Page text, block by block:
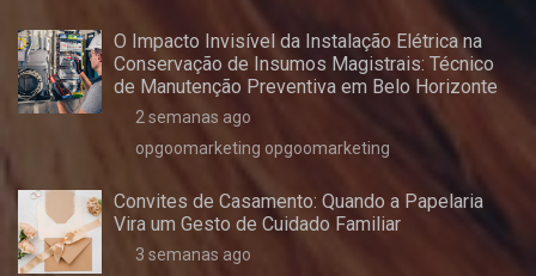
O Impacto Invisível da Instalação Elétrica na
Conservação de Insumos Magistrais: Técnico
de Manutenção Preventiva em Belo Horizonte
2 semanas ago
opgoomarketing opgoomarketing
Convites de Casamento: Quando a Papelaria
Vira um Gesto de Cuidado Familiar
3 semanas ago